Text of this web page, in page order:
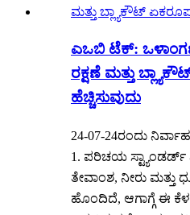
ಎಒಬಿ ಟೆಕ್:
ರಕ್ಷಣೆ ಮತ್ತು
ಹೆಚ್ಚಿಸುವುದು
24-07-24ರಂದು
1. ಪರಿಚಯ
ತೇವಾಂಶ, ನೀರು ಮತ್ತು
ಹೊಂದಿದೆ, ಆಗಾಗ್ಗೆ ಈ